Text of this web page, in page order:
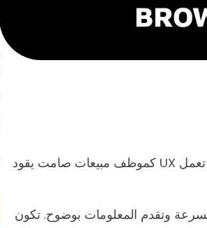
يجذب الموقع الجميل الزوار، لكن تجربة المستخدم هي التي تحولهم إلى مشترين. تعمل UX كموظف مبيعات صامت يقود
بسرعة وتقدم المعلومات بوضوح. تكون